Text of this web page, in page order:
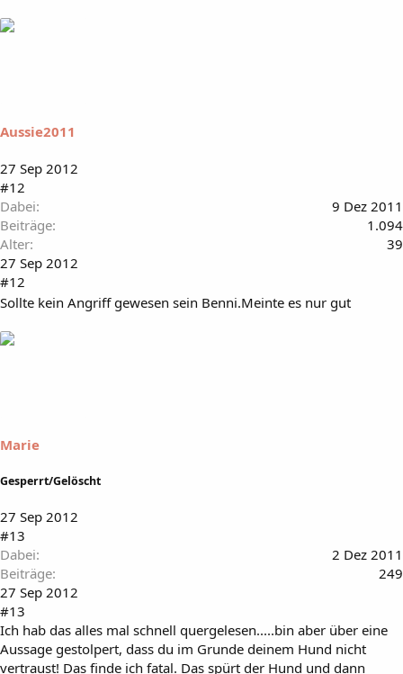
Aussie2011
27 Sep 2012
#12
Dabei
9 Dez 2011
Beiträge
1.094
Alter
39
27 Sep 2012
#12
Sollte kein Angriff gewesen sein Benni.Meinte es nur gut
Marie
Gesperrt/Gelöscht
27 Sep 2012
#13
Dabei
2 Dez 2011
Beiträge
249
27 Sep 2012
#13
Ich hab das alles mal schnell quergelesen.....bin aber über eine
Aussage gestolpert, dass du im Grunde deinem Hund nicht
vertraust! Das finde ich fatal. Das spürt der Hund und dann